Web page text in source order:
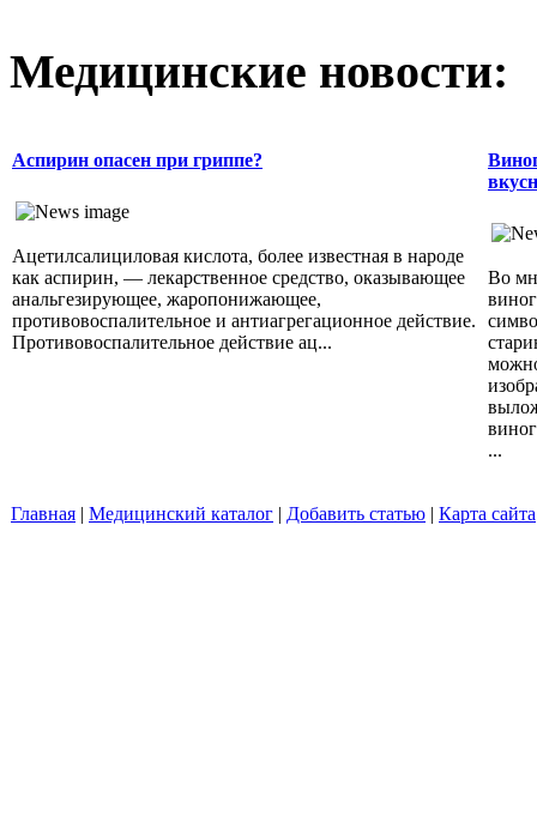
Медицинские новости:
Аспирин опасен при гриппе?
Ацетилсалициловая кислота, более известная в народе
как аспирин, — лекарственное средство, оказывающее
анальгезирующее, жаропонижающее,
противовоспалительное и антиагрегационное действие.
Противовоспалительное действие ац...
Во
...
Главная | Медицинский каталог | Добавить статью | Карта сайта